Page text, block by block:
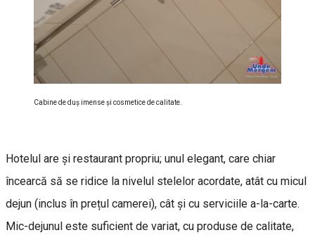
Cabine de duş imense şi cosmetice de calitate.
Hotelul are și restaurant propriu; unul elegant, care chiar
încearcă să se ridice la nivelul stelelor acordate, atât cu micul
dejun (inclus în prețul camerei), cât și cu serviciile a-la-carte.
Mic-dejunul este suficient de variat, cu produse de calitate,